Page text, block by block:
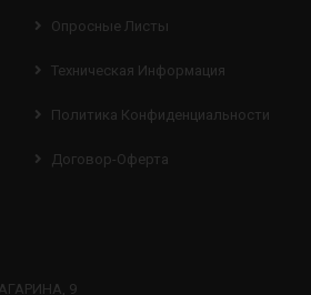
Опросные Листы
Техническая Информация
Политика Конфиденциальности
Договор-Оферта
9